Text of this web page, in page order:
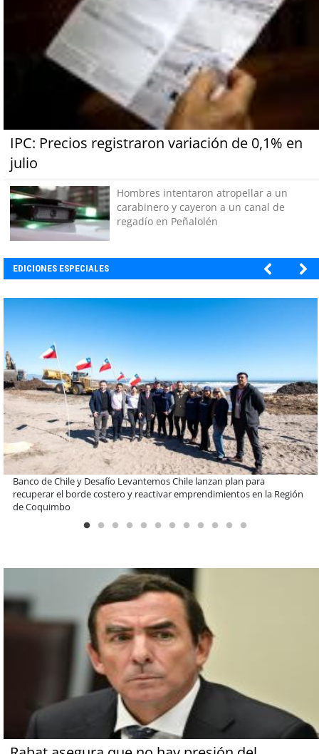
IPC: Precios registraron variación de 0,1% en
julio
Hombres intentaron atropellar a un
carabinero y cayeron a un canal de
regadío en Peñalolén
EDICIONES ESPECIALES
EBI Chile reúne a expertos para abordar desafíos de inversión e
infraestructura en gestión circular de residuos